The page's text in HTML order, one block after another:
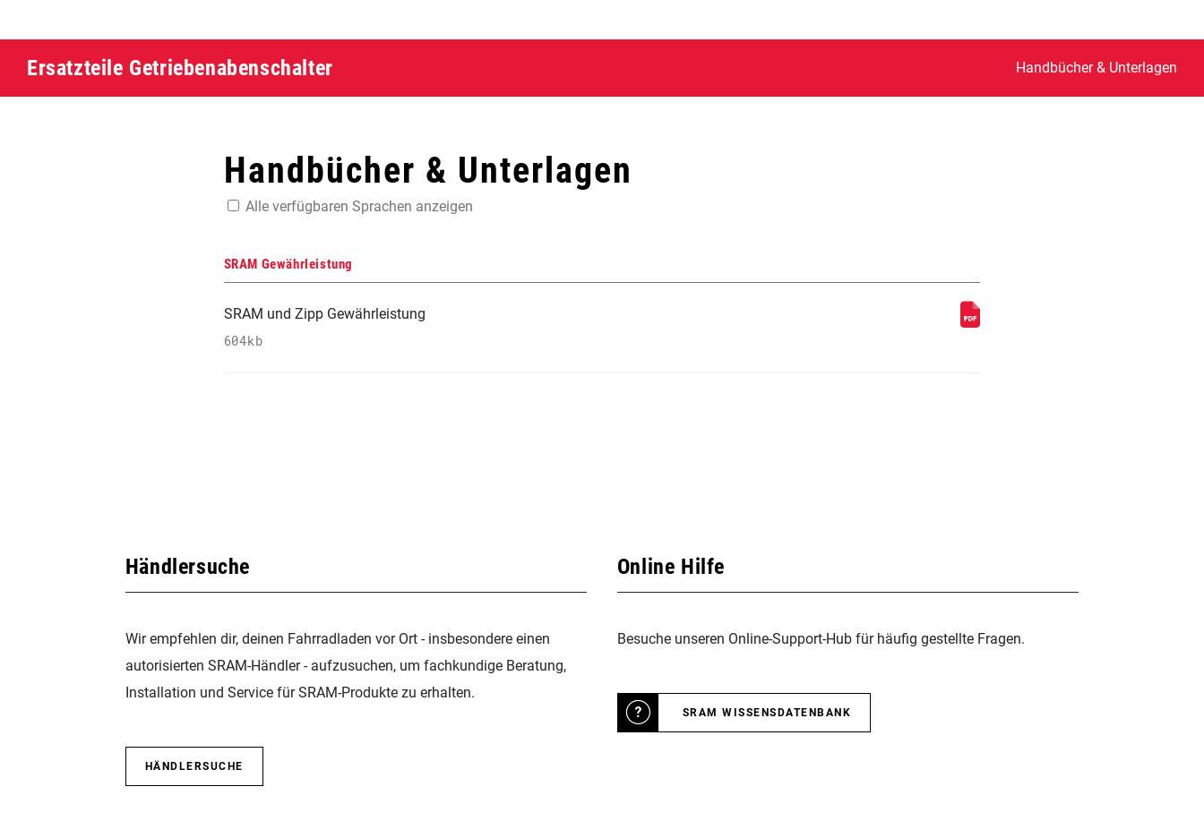
Ersatzteile Getriebenabenschalter Handbücher & Unterlagen
Handbücher & Unterlagen
Alle verfügbaren Sprachen anzeigen
SRAM Gewährleistung
SRAM und Zipp Gewährleistung
604kb
Händlersuche
Wir empfehlen dir, deinen Fahrradladen vor Ort - insbesondere einen
autorisierten SRAM-Händler - aufzusuchen, um fachkundige Beratung,
Installation und Service für SRAM-Produkte zu erhalten.
HÄNDLERSUCHE
Online Hilfe
Besuche unseren Online-Support-Hub für häufig gestellte Fragen.
SRAM WISSENSDATENBANK